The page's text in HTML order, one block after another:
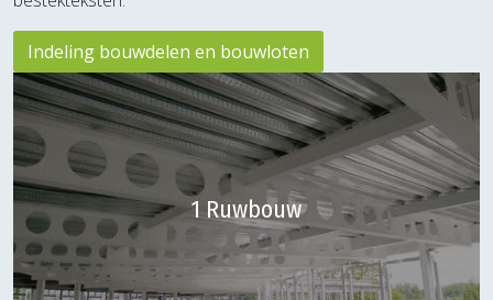
Indeling bouwdelen en bouwloten
1 Ruwbouw